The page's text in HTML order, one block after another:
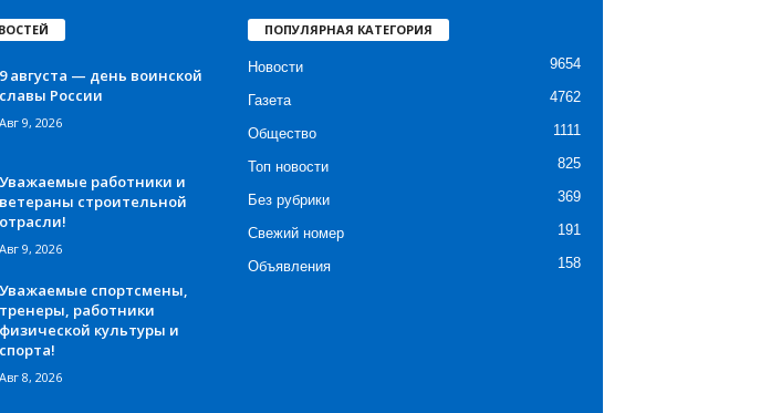
9 августа — день воинской
славы России
Авг 9, 2026
Уважаемые работники и
ветераны строительной
отрасли!
Авг 9, 2026
Уважаемые спортсмены,
тренеры, работники
физической культуры и
спорта!
Авг 8, 2026
ПОПУЛЯРНАЯ КАТЕГОРИЯ
Новости 9654
Газета 4762
Общество 1111
Топ новости 825
Без рубрики 369
Свежий номер 191
Объявления 158